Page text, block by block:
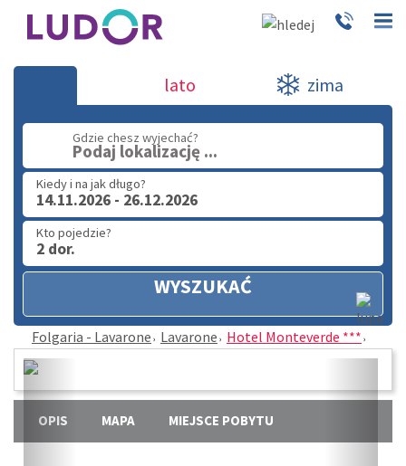
Hotel Monteverde *** - Lavarone -
Lavarone
(32) 720 60 56
lato zima
Gdzie chesz wyjechać?
Podaj lokalizację ...
Kiedy i na jak długo?
14.11.2026 - 26.12.2026
Kto pojedzie?
2 dor.
WYSZUKAĆ
Folgaria - Lavarone Lavarone Hotel Monteverde ***
OPIS MAPA MIEJSCE POBYTU